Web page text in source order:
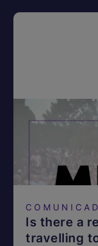
Is there a
travelling